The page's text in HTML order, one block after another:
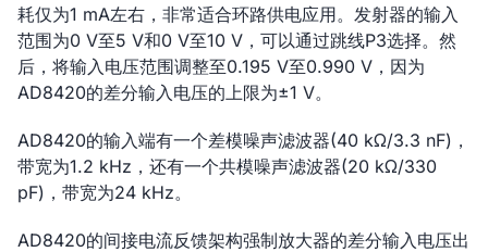
耗仅为1 mA左右，非常适合环路供电应用。发射器的输入
范围为0 V至5 V和0 V至10 V，可以通过跳线P3选择。然
后，将输入电压范围调整至0.195 V至0.990 V，因为
AD8420的差分输入电压的上限为±1 V。
AD8420的输入端有一个差模噪声滤波器(40 kΩ/3.3 nF)，
带宽为1.2 kHz，还有一个共模噪声滤波器(20 kΩ/330
pF)，带宽为24 kHz。
AD8420的间接电流反馈架构强制放大器的差分输入电压出